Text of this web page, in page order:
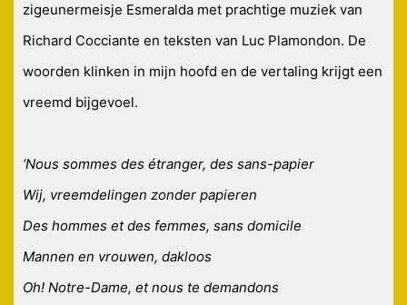
zigeunermeisje Esmeralda met prachtige muziek van
Richard Cocciante en teksten van Luc Plamondon. De
woorden klinken in mijn hoofd en de vertaling krijgt een
vreemd bijgevoel.
‘Nous sommes des étranger, des sans-papier
Wij, vreemdelingen zonder papieren
Des hommes et des femmes, sans domicile
Mannen en vrouwen, dakloos
Oh! Notre-Dame, et nous te demandons